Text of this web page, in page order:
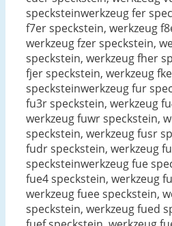
specksteinwerkzeug fer
f7er speckstein, werkzeug
werkzeug fzer speckstein,
speckstein, werkzeug fher
fjer speckstein, werkzeug
specksteinwerkzeug fur
fu3r speckstein, werkzeug
werkzeug fuwr speckstein,
speckstein, werkzeug fusr
fudr speckstein, werkzeug
specksteinwerkzeug fue
fue4 speckstein, werkzeug
werkzeug fuee speckstein,
speckstein, werkzeug fued